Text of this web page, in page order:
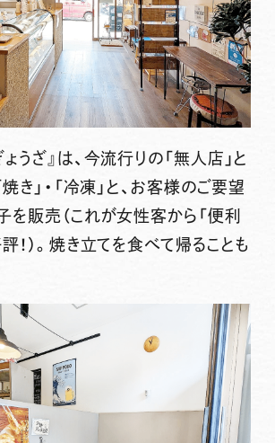
うざ』は、 今流行りの「無人店」と
焼き」・「冷凍」と、お客様のご要望
を販売（これが女性客から「便利
！）。焼き立てを食べて帰ることも